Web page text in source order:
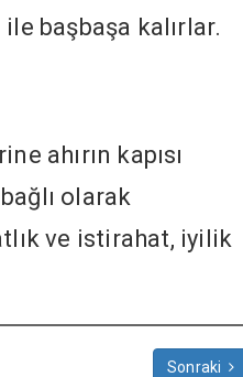
başbaşa kalırlar.
ahırın kapısı
olarak
ve istirahat, iyilik
Sonraki